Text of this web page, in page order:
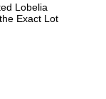
Lobelia
Exact Lot